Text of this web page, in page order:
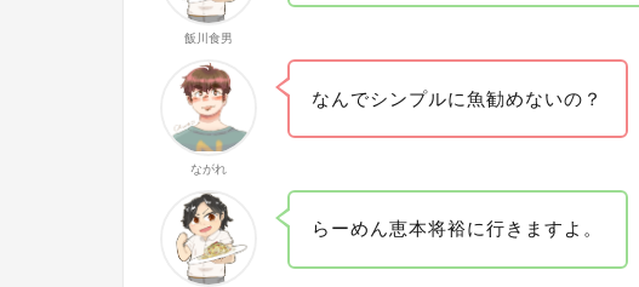
飯川食男
ながれ
なんでシンプルに魚勧めないの？
らーめん恵本将裕に行きますよ。